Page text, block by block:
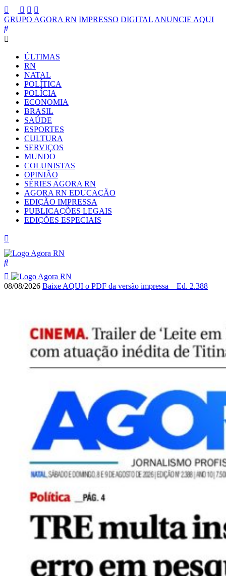
GRUPO AGORA RN IMPRESSO DIGITAL ANUNCIE AQUI
ÚLTIMAS
RN
NATAL
POLÍTICA
POLÍCIA
ECONOMIA
BRASIL
SAÚDE
ESPORTES
CULTURA
SERVIÇOS
MUNDO
COLUNISTAS
OPINIÃO
SÉRIES AGORA RN
AGORA RN EDUCAÇÃO
EDIÇÃO IMPRESSA
PUBLICAÇÕES LEGAIS
EDIÇÕES ESPECIAIS
08/08/2026 Baixe AQUI o PDF da versão impressa – Ed. 2.388